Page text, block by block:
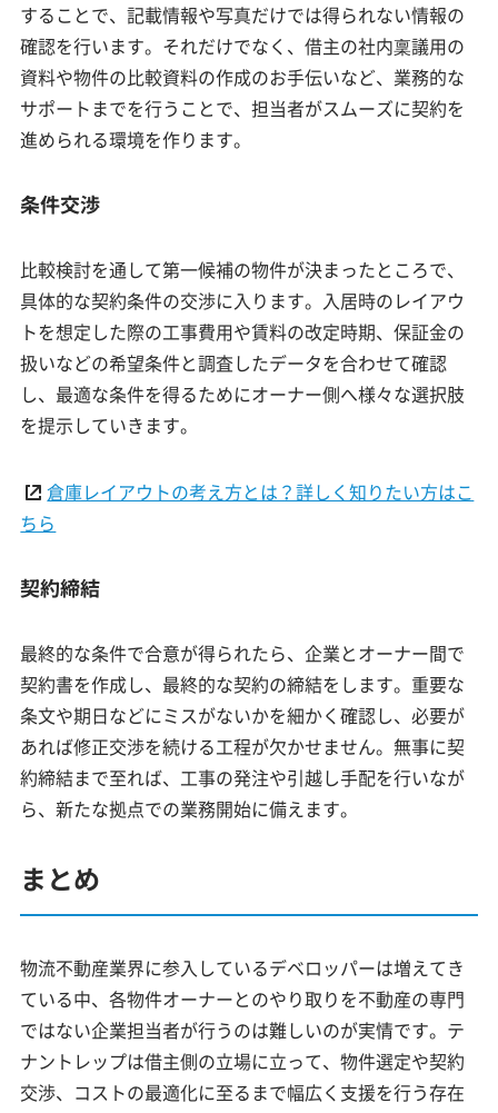
することで、記載情報や写真だけでは得られない情報の
確認を行います。それだけでなく、借主の社内稟議用の
資料や物件の比較資料の作成のお手伝いなど、業務的な
サポートまでを行うことで、担当者がスムーズに契約を
進められる環境を作ります。
条件交渉
比較検討を通して第一候補の物件が決まったところで、
具体的な契約条件の交渉に入ります。入居時のレイアウ
トを想定した際の工事費用や賃料の改定時期、保証金の
扱いなどの希望条件と調査したデータを合わせて確認
し、最適な条件を得るためにオーナー側へ様々な選択肢
を提示していきます。
倉庫レイアウトの考え方とは？詳しく知りたい方はこ
ちら
契約締結
最終的な条件で合意が得られたら、企業とオーナー間で
契約書を作成し、最終的な契約の締結をします。重要な
条文や期日などにミスがないかを細かく確認し、必要が
あれば修正交渉を続ける工程が欠かせません。無事に契
約締結まで至れば、工事の発注や引越し手配を行いなが
ら、新たな拠点での業務開始に備えます。
まとめ
物流不動産業界に参入しているデベロッパーは増えてき
ている中、各物件オーナーとのやり取りを不動産の専門
ではない企業担当者が行うのは難しいのが実情です。テ
ナントレップは借主側の立場に立って、物件選定や契約
交渉、コストの最適化に至るまで幅広く支援を行う存在